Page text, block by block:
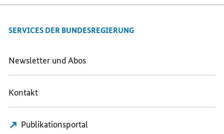
MAIL
FÜR
TEILEN, TEILEN,
SERVICES DER BUNDESREGIERUNG
Newsletter und Abos
Kontakt
Publikationsportal